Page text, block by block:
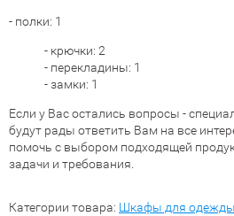
- полки: 1
- крючки: 2
- перекладины: 1
- замки: 1
Если у Вас остались вопросы -
будут рады ответить Вам на все
помочь с выбором подходящей
задачи и требования.
Категории товара: Шкафы для одежды